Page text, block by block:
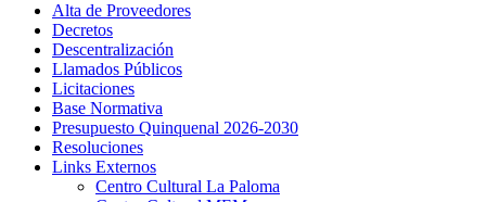
Alta de Proveedores
Decretos
Descentralización
Llamados Públicos
Licitaciones
Base Normativa
Presupuesto Quinquenal 2026-2030
Resoluciones
Links Externos
Centro Cultural La Paloma